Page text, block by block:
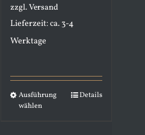
zzgl.Versand
Lieferzeit: ca. 3-4
Werktage
Ausführung
wählen
DiesesDetails